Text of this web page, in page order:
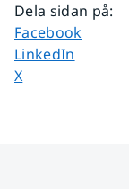
Dela sidan på:
Dela sidan på
Facebook
Dela sidan på
LinkedIn
Dela sidan på
X